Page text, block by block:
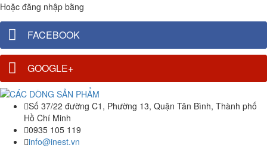
Hoặc đăng nhập bằng
FACEBOOK
GOOGLE+
Số 37/22 đường C1, Phường 13, Quận Tân Bình, Thành phố
Hồ Chí Minh
0935 105 119
info@inest.vn